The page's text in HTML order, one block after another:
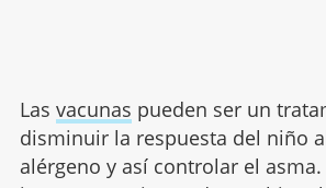
Las vacunas pueden ser un
disminuir la respuesta del niño
alérgeno y así controlar el asma.